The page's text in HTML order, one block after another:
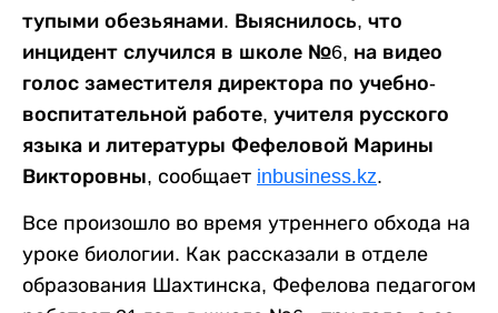
тупыми обезьянами. Выяснилось, что
инцидент случился в школе №6, на видео
голос заместителя директора по учебно-
воспитательной работе, учителя русского
языка и литературы Фефеловой Марины
Викторовны, сообщает inbusiness.kz.
Все произошло во время утреннего обхода на
уроке биологии. Как рассказали в отделе
образования Шахтинска, Фефелова педагогом